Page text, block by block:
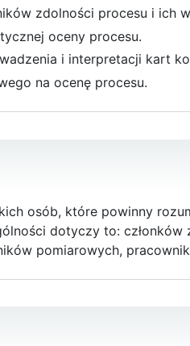
zdolności procesu i ich
oceny procesu.
i interpretacji kart
na ocenę procesu.
osób, które powinny
dotyczy to:
pomiarowych,